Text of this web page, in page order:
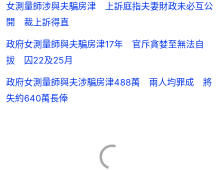
女測量師涉與夫騙房津 上訴庭指夫妻財政未必互公
開 裁上訴得直
政府女測量師與夫騙房津17年 官斥貪婪至無法自
拔 囚22及25月
政府女測量師與夫涉騙房津488萬 兩人均罪成 將
失約640萬長俸